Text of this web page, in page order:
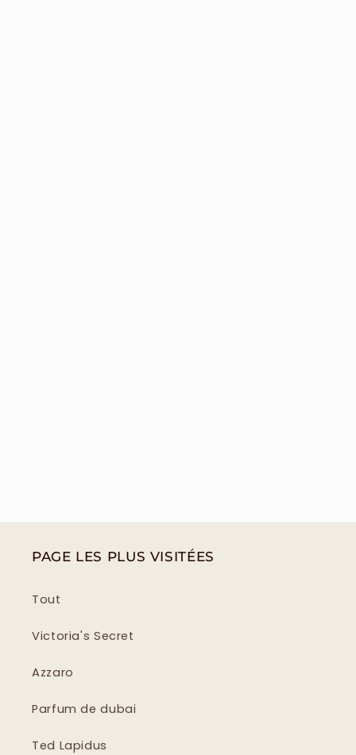
PAGE LES PLUS VISITÉES
Tout
Victoria's Secret
Azzaro
Parfum de dubai
Ted Lapidus